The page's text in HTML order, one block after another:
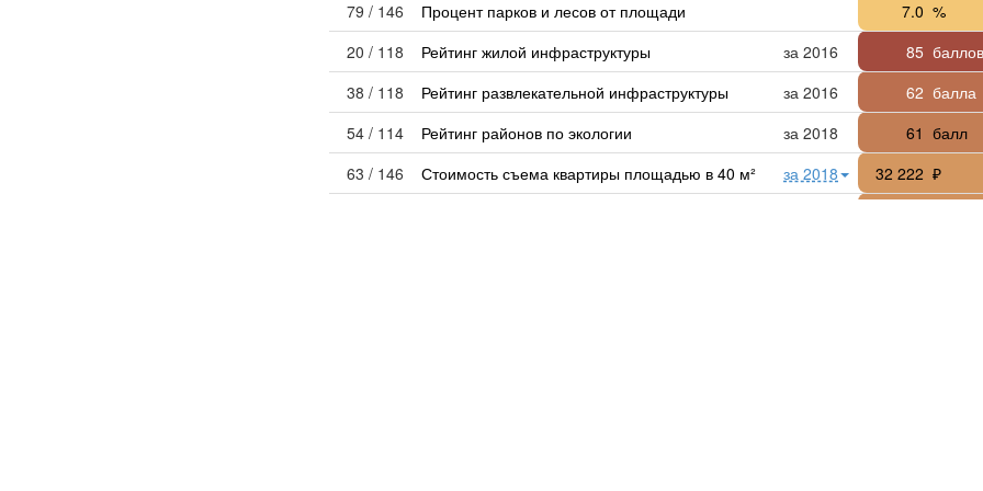
79 / 146
Процент парков и лесов от площади 7.0 %
20 / 118
Рейтинг жилой инфраструктуры за 2016 85 баллов
38 / 118
Рейтинг развлекательной инфраструктуры за 2016 62 балла
54 / 114
Рейтинг районов по экологии за 2018 61 балл
63 / 146
Стоимость съема квартиры площадью в 40 м² за 2018 32 222 ₽